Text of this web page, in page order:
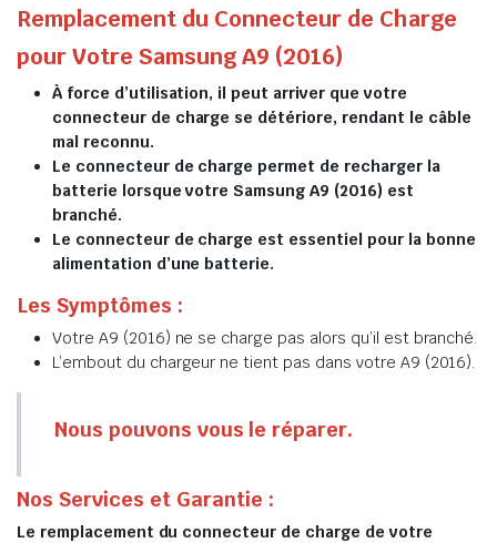
Remplacement du Connecteur de Charge
pour Votre Samsung A9 (2016)
À force d’utilisation, il peut arriver que votre
connecteur de charge se détériore, rendant le câble
mal reconnu.
Le connecteur de charge permet de recharger la
batterie lorsque votre Samsung A9 (2016) est
branché.
Le connecteur de charge est essentiel pour la bonne
alimentation d’une batterie.
Les Symptômes :
Votre A9 (2016) ne se charge pas alors qu’il est branché.
L’embout du chargeur ne tient pas dans votre A9 (2016).
Nous pouvons vous le réparer.
Nos Services et Garantie :
Le remplacement du connecteur de charge de votre